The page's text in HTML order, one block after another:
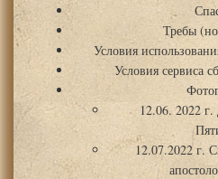
Требы
Условия
Условия сервиса
12.06. 2022
12.07.2022 г.